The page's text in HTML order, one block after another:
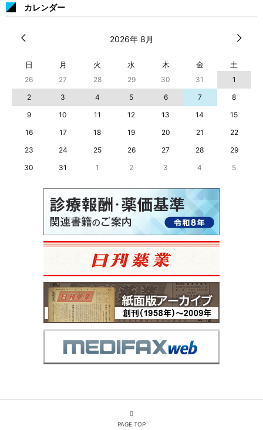
カレンダー
2026年 8月
日 月 火 水 木 金 土
26 27 28 29 30 31
1
2
3 4 5 6 7
8
9
10 11 12 13 14
15
16
17 18 19 20 21
22
23
24 25 26 27 28
29
30
31 1 2 3 4 5
PAGE TOP